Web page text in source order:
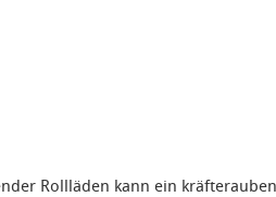
Rollläden kann ein